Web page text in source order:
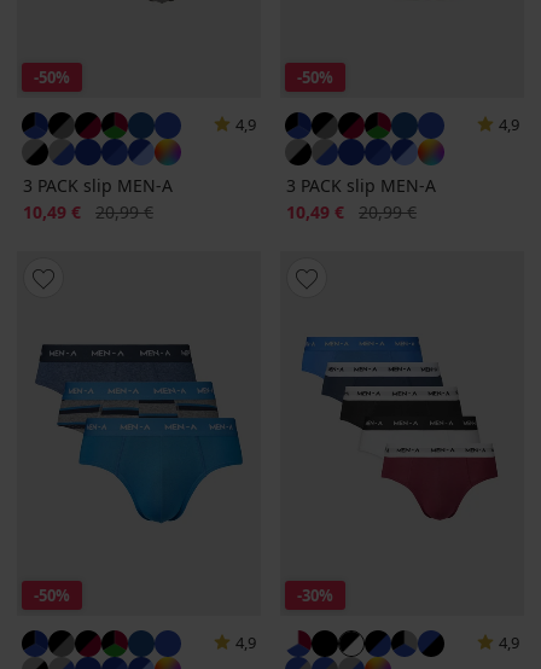
-50%
4,9
3 PACK slip MEN-A
Sconto
10,49 € Prezzo originale
20,99 €
-50%
4,9
3 PACK slip MEN-A
Sconto
10,49 € Prezzo originale
20,99 €
-50%
4,9
-30%
4,9